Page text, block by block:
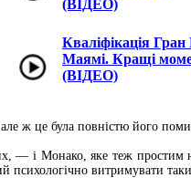
(ВІДЕО)
Кваліфікація Гран
Маямі. Кращі
(ВІДЕО)
ж це була повністю його
— і Монако, яке теж
психологічно витримувати